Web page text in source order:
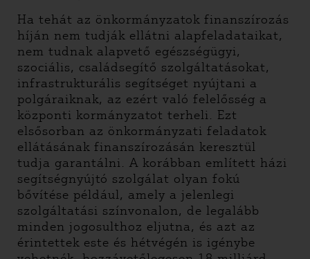
Ha tehát az önkormányzatok finanszírozás
híján nem tudják ellátni alapfeladataikat,
nem tudnak alapvető egészségügyi,
szociális, családsegítő szolgáltatásokat,
infrastrukturális segítséget nyújtani a
polgáraiknak, az ezért való felelősség a
központi kormányzatot terheli. Ezt
elsősorban az önkormányzati feladatok
ellátásának finanszírozásán keresztül
tudja garantálni. A korábban említett házi
segítségnyújtó szolgálat olyan fokú
bővítése például, amely a jelenlegi
szolgáltatási színvonalon, de legalább
minden jogosulthoz eljutna, és azt az
érintettek este és hétvégén is igénybe